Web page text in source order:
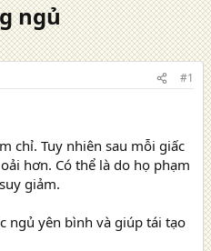
ngủ
#1
chỉ. Tuy nhiên sau mỗi giấc
hơn. Có thể là do họ phạm
giảm.
ngủ yên bình và giúp tái tạo